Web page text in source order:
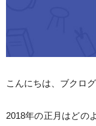
こんにちは、ブクログ
2018年の正月はどの